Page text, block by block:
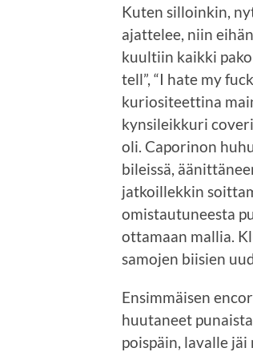
Kuten silloinkin,
ajattelee, niin
kuultiin kaikki
tell”, “I hate my
kuriositeettina
kynsileikkuri
oli. Caporinon
bileissä,
jatkoillekkin
omistautuneesta
ottamaan mallia.
samojen biisien
Ensimmäisen
huutaneet
poispäin, lavalle